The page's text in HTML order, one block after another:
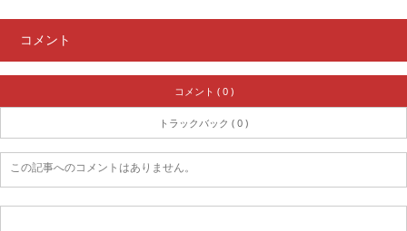
コメント
コメント ( 0 )
トラックバック ( 0 )
この記事へのコメントはありません。